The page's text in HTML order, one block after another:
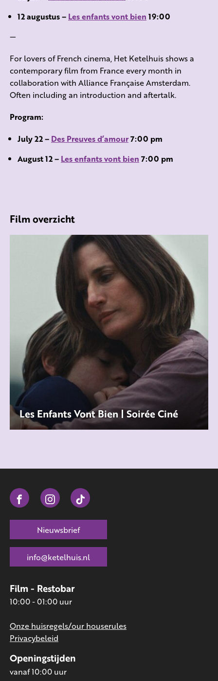
12 augustus – Les enfants vont bien 19:00
—
For lovers of French cinema, Het Ketelhuis shows a
contemporary film from France every month in
collaboration with Alliance Française Amsterdam.
Often including an introduction and aftertalk.
Program:
July 22 – Des Preuves d’amour7:00 pm
August 12 – Les enfants vont bien 7:00 pm
Film overzicht
Les Enfants Vont Bien | Soirée Ciné
Jeanne heeft bewust gekozen voor een leven
Openingstijden
vanaf 10:00 uur
Film - Restobar
10:00 - 01:00 uur
Onze huisregels/our houserules
Privacybeleid
Nieuwsbrief
info@ketelhuis.nl